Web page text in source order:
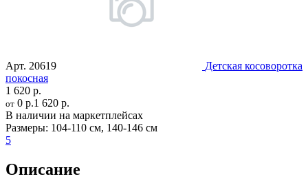
Арт. 20619
Детская косоворотка
покосная
1 620 р.
от 0 р.1 620 р.
В наличии на маркетплейсах
Размеры: 104-110 см, 140-146 см
5
Описание